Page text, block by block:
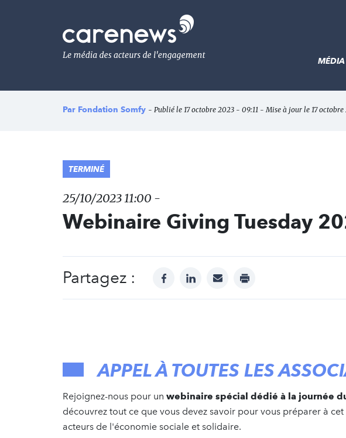
Le
média
de
l'engagement
MÉDIA
Par Fondation Somfy - Publié le 17 octobre 2023 - 09:11 - Mise à jour le 17
TERMINÉ
25/10/2023 11:00 -
Webinaire Giving Tuesday
Partagez : facebooklinkedinmail print
APPEL À TOUTES LES
Rejoignez-nous pour un webinaire spécial dédié à la journée
découvrez tout ce que vous devez savoir pour vous préparer à
acteurs de l'économie sociale et solidaire.